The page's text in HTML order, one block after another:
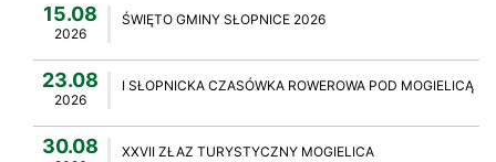
15.08
2026
ŚWIĘTO GMINY SŁOPNICE 2026
23.08
2026
I SŁOPNICKA CZASÓWKA ROWEROWA POD MOGIELICĄ
30.08 XXVII ZŁAZ TURYSTYCZNY MOGIELICA